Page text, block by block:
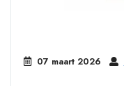
07 maart 2026